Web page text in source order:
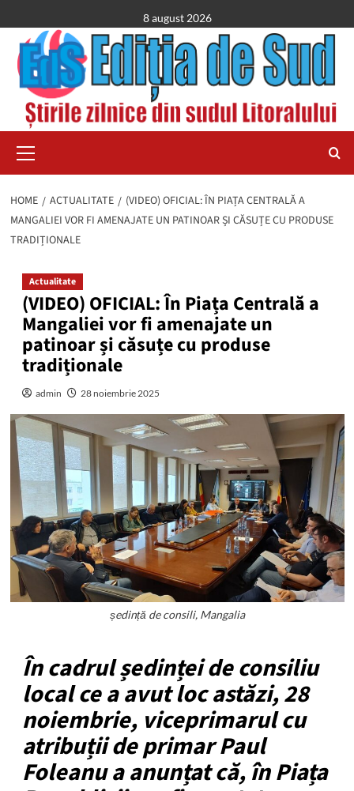
to
content
8 august 2026
Menu
HOME ACTUALITATE
(VIDEO) OFICIAL: ÎN PIAȚA CENTRALĂ A
MANGALIEI VOR FI AMENAJATE UN PATINOAR ȘI CĂSUȚE CU PRODUSE
TRADIȚIONALE
Actualitate
(VIDEO) OFICIAL: În Piața Centrală a
Mangaliei vor fi amenajate un
patinoar și căsuțe cu produse
tradiționale
admin 28 noiembrie 2025
ședință de consili, Mangalia
În cadrul ședinței de consiliu
local ce a avut loc astăzi, 28
noiembrie, viceprimarul cu
atribuții de primar Paul
Foleanu a anunțat că, în Piața